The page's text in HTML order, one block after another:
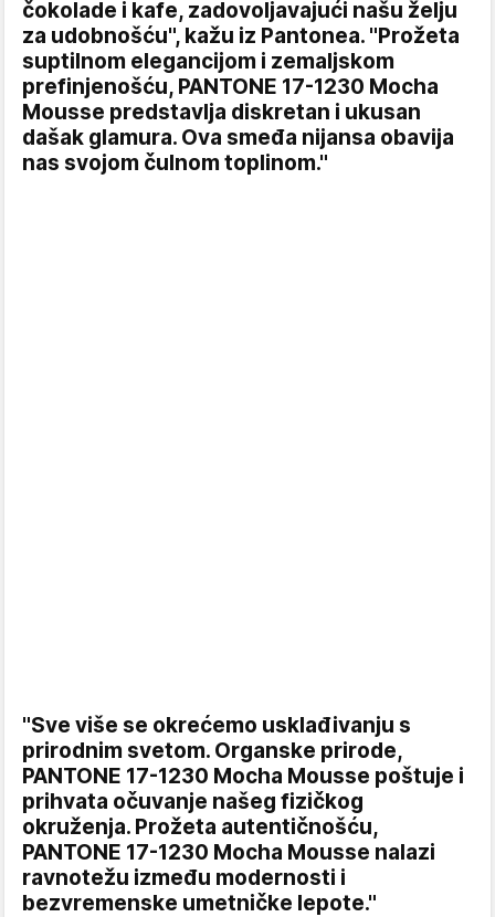
čokolade i kafe, zadovoljavajući našu želju
za udobnošću", kažu iz Pantonea. "Prožeta
suptilnom elegancijom i zemaljskom
prefinjenošću, PANTONE 17-1230 Mocha
Mousse predstavlja diskretan i ukusan
dašak glamura. Ova smeđa nijansa obavija
nas svojom čulnom toplinom."
"Sve više se okrećemo usklađivanju s
prirodnim svetom. Organske prirode,
PANTONE 17-1230 Mocha Mousse poštuje i
prihvata očuvanje našeg fizičkog
okruženja. Prožeta autentičnošću,
PANTONE 17-1230 Mocha Mousse nalazi
ravnotežu između modernosti i
bezvremenske umetničke lepote."